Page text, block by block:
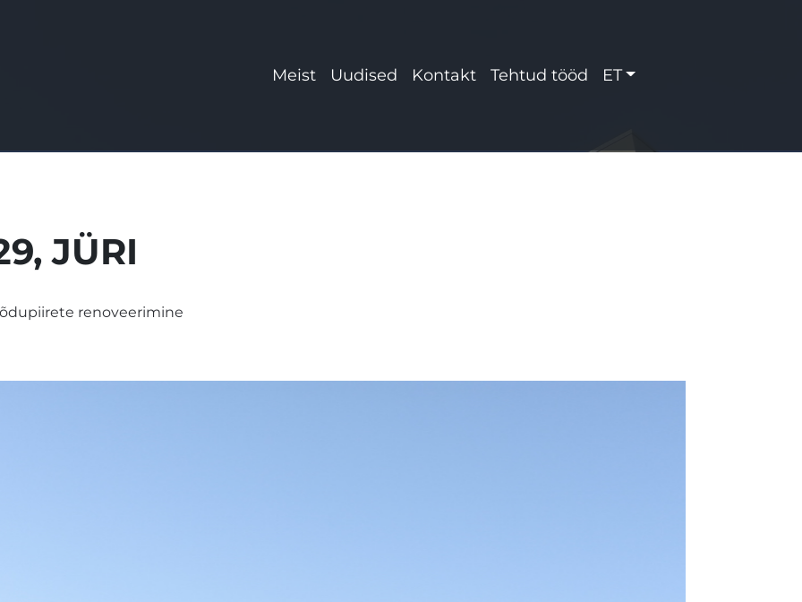
Meist Uudised Kontakt Tehtud tööd ET
JÜRI
renoveerimine